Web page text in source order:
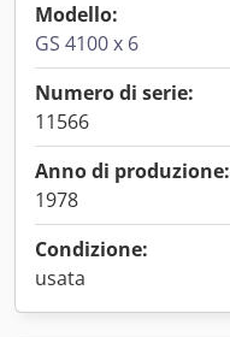
Modello:
GS 4100 x 6
Numero di serie:
11566
Anno di produzione:
1978
Condizione:
usata